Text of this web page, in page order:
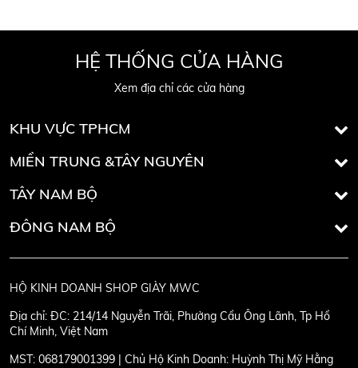
HỆ THỐNG CỬA HÀNG
Xem địa chỉ các cửa hàng
KHU VỰC TPHCM
MIỀN TRUNG &TÂY NGUYÊN
TÂY NAM BỘ
ĐÔNG NAM BỘ
HỘ KINH DOANH SHOP GIÀY MWC
Địa chỉ: ĐC: 214/14 Nguyễn Trãi, Phường Cầu Ông Lãnh, Tp Hồ
Chí Minh, Việt Nam
MST: 068179001399 | Chủ Hộ Kinh Doanh: Huỳnh Thị Mỹ Hằng